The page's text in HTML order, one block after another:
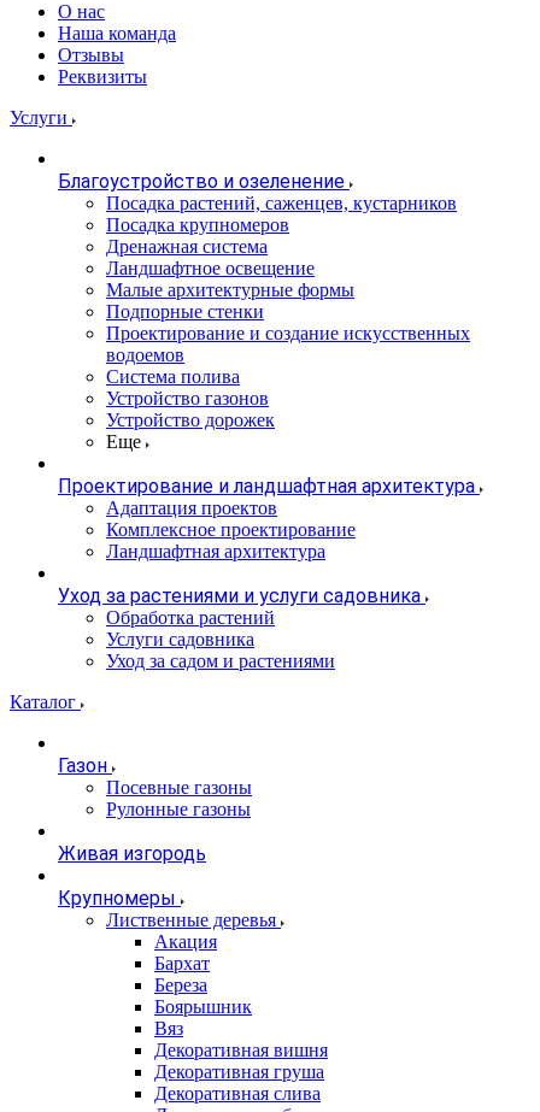
О нас
Наша команда
Отзывы
Реквизиты
Услуги
Благоустройство и озеленение
Посадка растений, саженцев, кустарников
Посадка крупномеров
Дренажная система
Ландшафтное освещение
Малые архитектурные формы
Подпорные стенки
Проектирование и создание искусственных
водоемов
Система полива
Устройство газонов
Устройство дорожек
Еще
Проектирование и ландшафтная архитектура
Адаптация проектов
Комплексное проектирование
Ландшафтная архитектура
Уход за растениями и услуги садовника
Обработка растений
Услуги садовника
Уход за садом и растениями
Каталог
Газон
Посевные газоны
Рулонные газоны
Живая изгородь
Крупномеры
Лиственные деревья
Акация
Бархат
Береза
Боярышник
Вяз
Декоративная вишня
Декоративная груша
Декоративная слива